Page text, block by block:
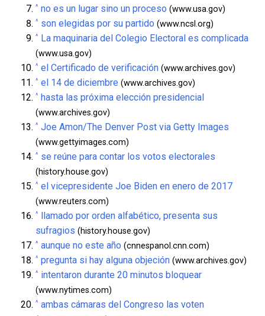
^ no es un lugar sino un proceso (www.usa.gov)
^ son elegidas por su partido (www.ncsl.org)
^ La maquinaria del Colegio Electoral es complicada
(www.usa.gov)
^ el Certificado de verificación (www.archives.gov)
^ el 14 de diciembre (www.archives.gov)
^ hasta las próxima elección presidencial
(www.archives.gov)
^ Joe Amon/The Denver Post via Getty Images
(www.gettyimages.com)
^ se reúne para contar los votos electorales
(history.house.gov)
^ el vicepresidente Joe Biden en enero de 2017
(www.reuters.com)
^ llamado por orden alfabético, presenta sus
sufragios (history.house.gov)
^ aunque no este año (cnnespanol.cnn.com)
^ pregunta si hay alguna objeción (www.archives.gov)
^ intentaron durante 20 minutos bloquear
(www.nytimes.com)
^ ambas cámaras del Congreso las voten